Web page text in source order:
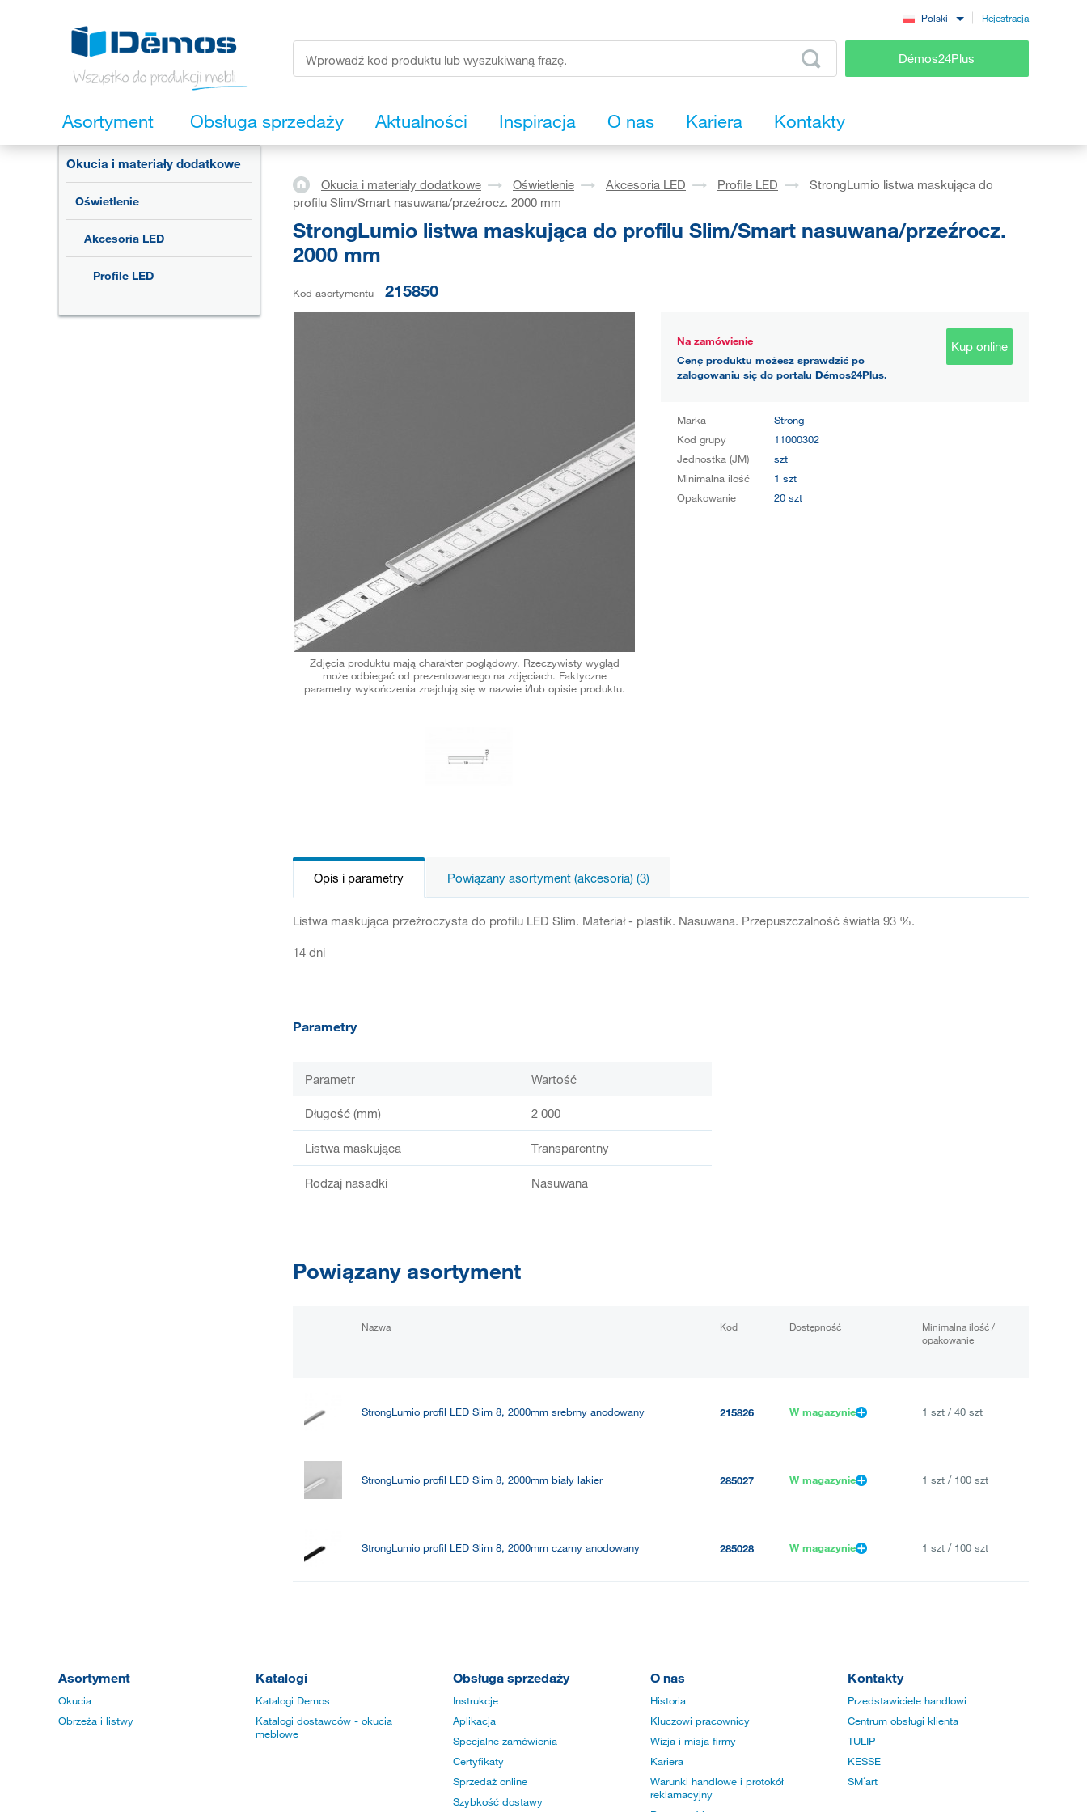
Polski Rejestracja
Démos24Plus
Asortyment Obsługa sprzedaży Aktualności Inspiracja O nas Kariera Kontakty
Okucia i materiały dodatkowe
Oświetlenie
Akcesoria LED
Profile LED
Okucia i materiały dodatkowe Oświetlenie Akcesoria LED Profile LED
StrongLumio listwa maskująca do
profilu Slim/Smart nasuwana/przeźrocz. 2000 mm
StrongLumio listwa maskująca do profilu Slim/Smart nasuwana/przeźrocz.
2000 mm
Kod asortymentu 215850
Zdjęcia produktu mają charakter poglądowy. Rzeczywisty wygląd
może odbiegać od prezentowanego na zdjęciach. Faktyczne
parametry wykończenia znajdują się w nazwie i/lub opisie produktu.
Na zamówienie
Cenę produktu możesz sprawdzić po
zalogowaniu się do portalu Démos24Plus.
Kup online
Marka
Strong
Kod grupy
11000302
Jednostka (JM)
szt
Minimalna ilość
1 szt
Opakowanie
20 szt
Opis i parametry Powiązany asortyment (akcesoria) (3)
Listwa maskująca przeźroczysta do profilu LED Slim. Materiał - plastik. Nasuwana. Przepuszczalność światła 93 %.
14 dni
Parametry
Parametr Wartość
Długość (mm) 2 000
Listwa maskująca Transparentny
Rodzaj nasadki Nasuwana
Powiązany asortyment
Nazwa Kod Dostępność
Minimalna ilość /
opakowanie
StrongLumio profil LED Slim 8, 2000mm srebrny anodowany 215826 W magazynie 1 szt / 40 szt
StrongLumio profil LED Slim 8, 2000mm biały lakier 285027 W magazynie 1 szt / 100 szt
StrongLumio profil LED Slim 8, 2000mm czarny anodowany 285028 W magazynie 1 szt / 100 szt
Asortyment
Okucia
Obrzeża i listwy
Katalogi
Katalogi Demos
Katalogi dostawców - okucia
meblowe
Obsługa sprzedaży
Instrukcje
Aplikacja
Specjalne zamówienia
Certyfikaty
Sprzedaż online
Szybkość dostawy
O nas
Historia
Kluczowi pracownicy
Wizja i misja firmy
Kariera
Warunki handlowe i protokół
reklamacyjny
Kontakty
Przedstawiciele handlowi
Centrum obsługi klienta
TULIP
KESSE
SM´art